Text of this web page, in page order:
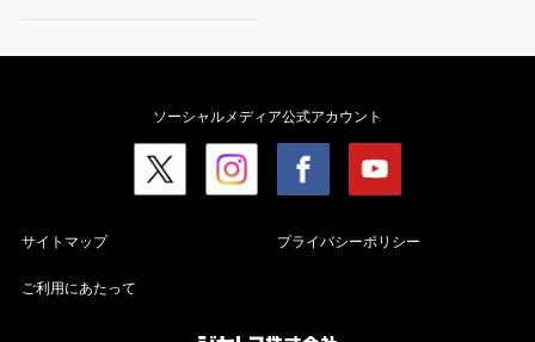
ソーシャルメディア公式アカウント
サイトマップ プライバシーポリシー
ご利用にあたって